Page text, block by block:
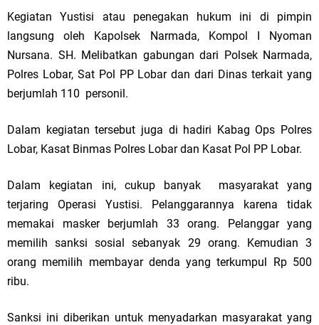
Kegiatan Yustisi atau penegakan hukum ini di pimpin
langsung oleh Kapolsek Narmada, Kompol I Nyoman
Nursana. SH. Melibatkan gabungan dari Polsek Narmada,
Polres Lobar, Sat Pol PP Lobar dan dari Dinas terkait yang
berjumlah 110 personil.
Dalam kegiatan tersebut juga di hadiri Kabag Ops Polres
Lobar, Kasat Binmas Polres Lobar dan Kasat Pol PP Lobar.
Dalam kegiatan ini, cukup banyak masyarakat yang
terjaring Operasi Yustisi. Pelanggarannya karena tidak
memakai masker berjumlah 33 orang. Pelanggar yang
memilih sanksi sosial sebanyak 29 orang. Kemudian 3
orang memilih membayar denda yang terkumpul Rp 500
ribu.
Sanksi ini diberikan untuk menyadarkan masyarakat yang